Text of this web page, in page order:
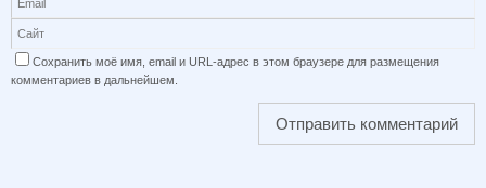
Сохранить моё имя, email и URL-адрес в этом браузере для размещения
комментариев в дальнейшем.